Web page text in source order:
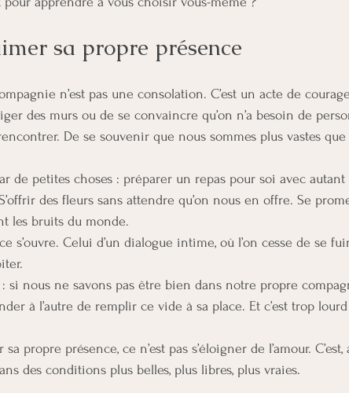
sa propre présence
n’est pas une consolation. C’est un acte de
des murs ou de se convaincre qu’on n’a besoin de
De se souvenir que nous sommes plus vastes
de petites choses : préparer un repas pour soi avec
des fleurs sans attendre qu’on nous en offre. Se
les bruits du monde.
s’ouvre. Celui d’un dialogue intime, où l’on cesse de se
si nous ne savons pas être bien dans notre propre
à l’autre de remplir ce vide à sa place. Et c’est trop
propre présence, ce n’est pas s’éloigner de l’amour.
des conditions plus belles, plus libres, plus vraies.